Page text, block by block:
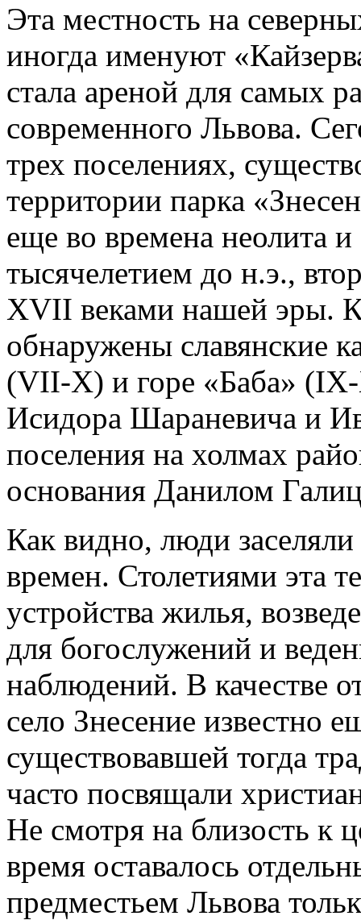
Эта местность на
иногда именуют
стала ареной для самых
современного Львова.
трех поселениях,
территории парка
еще во времена неолита
тысячелетием до н.э.,
XVII веками нашей эры.
обнаружены славянские
(VII-X) и горе «Баба»
Исидора Шараневича и
поселения на холмах
основания Данилом
Как видно, люди
времен. Столетиями эта
устройства жилья,
для богослужений и
наблюдений. В качестве
село Знесение известно
существовавшей тогда
часто посвящали
Не смотря на близость к
время оставалось
предместьем Львова